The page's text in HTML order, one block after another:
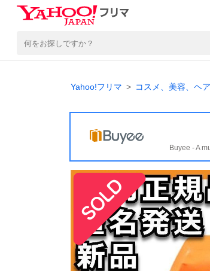
Yahoo!フリマ コスメ、美容、ヘ
Buyee - A